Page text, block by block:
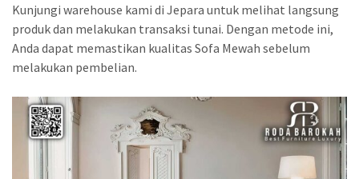
Kunjungi warehouse kami di Jepara untuk melihat langsung
produk dan melakukan transaksi tunai. Dengan metode ini,
Anda dapat memastikan kualitas Sofa Mewah sebelum
melakukan pembelian.